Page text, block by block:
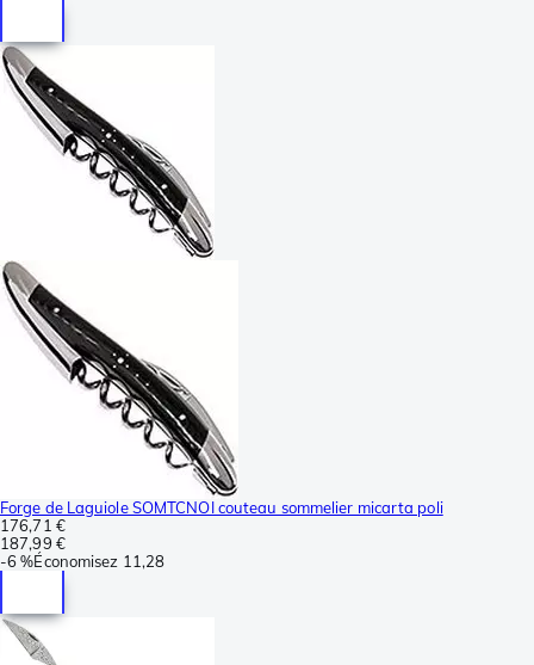
Forge de Laguiole SOMTCNOI couteau sommelier micarta poli
176,71 €
187,99 €
-6 %Économisez 11,28